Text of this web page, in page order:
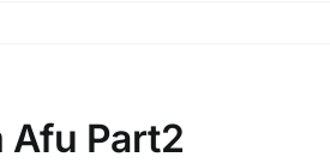
Afu Part2